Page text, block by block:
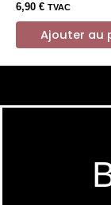
6,90 € TVAC
Ajouter au